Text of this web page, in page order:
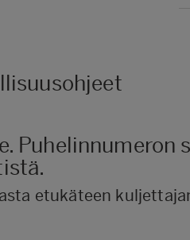
Puhelinnumeron
etukäteen